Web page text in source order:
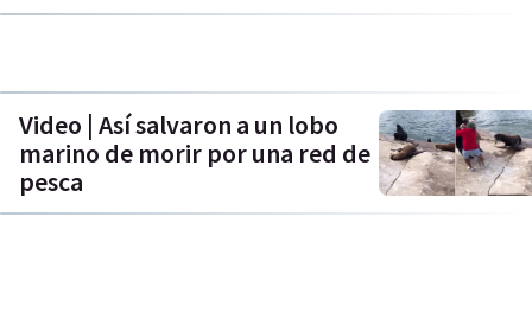
Video | Así salvaron a un lobo
marino de morir por una red de
pesca